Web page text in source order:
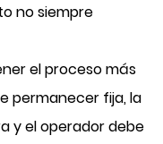
no siempre
el proceso más
permanecer fija, la
y el operador debe